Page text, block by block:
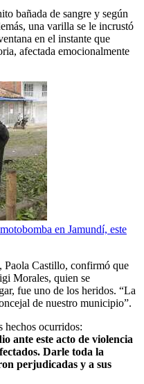
bañada de sangre y según
una varilla se le incrustó
en el instante que
afectada emocionalmente
en Jamundí, este
Paola Castillo, confirmó que
Morales, quien se
fue uno de los heridos. “La
de nuestro municipio”.
hechos ocurridos:
ante este acto de violencia
Darle toda la
perjudicadas y a sus